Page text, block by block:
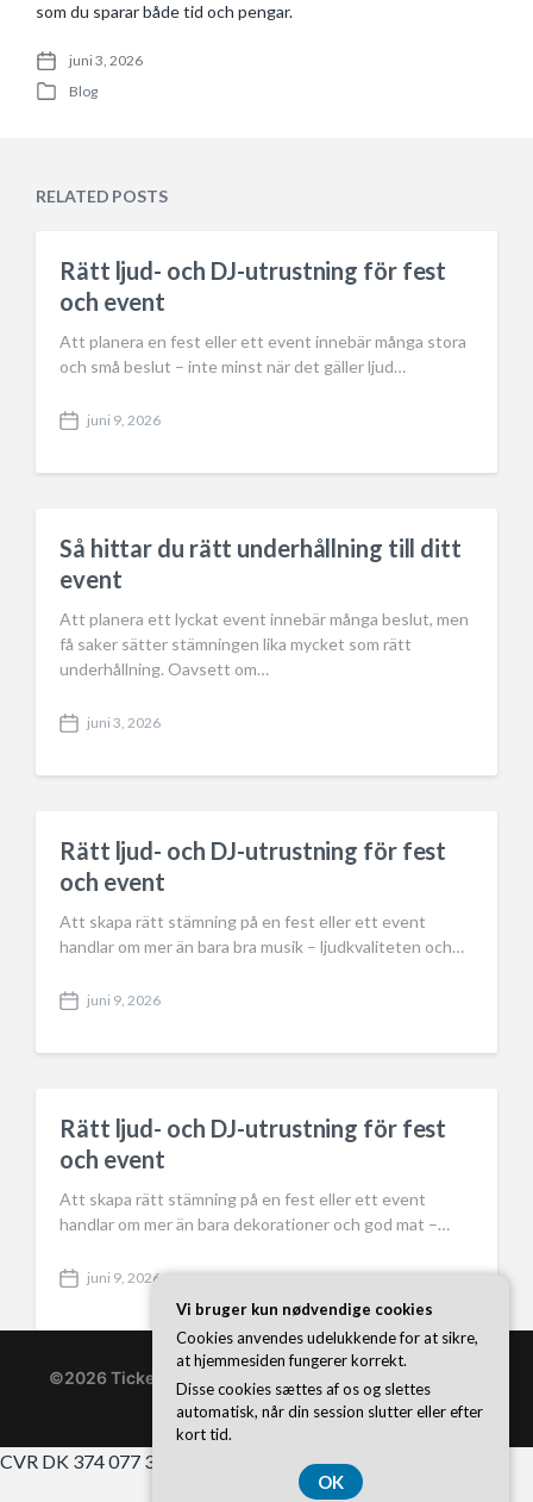
som du sparar både tid och pengar.
P
t
juni 3, 2026
P
d
Blog
RELATED POSTS
Rätt ljud- och DJ-utrustning för fest
och event
Att planera en fest eller ett event innebär många stora
och små beslut – inte minst när det gäller ljud…
P
s
a
t
e
juni 9, 2026
Så hittar du rätt underhållning till ditt
event
Att planera ett lyckat event innebär många beslut, men
få saker sätter stämningen lika mycket som rätt
underhållning. Oavsett om…
P
s
a
t
e
juni 3, 2026
Rätt ljud- och DJ-utrustning för fest
och event
Att skapa rätt stämning på en fest eller ett event
handlar om mer än bara bra musik – ljudkvaliteten och…
P
s
a
t
e
juni 9, 2026
Rätt ljud- och DJ-utrustning för fest
och event
Att skapa rätt stämning på en fest eller ett event
handlar om mer än bara dekorationer och god mat –…
P
s
d
juni 9, 2026
©2026 Ticketonline.se
WordPress Themes
CVR DK 374 077 39
Vi bruger kun nødvendige cookies
Cookies anvendes udelukkende for at sikre,
at hjemmesiden fungerer korrekt.
Disse cookies sættes af os og slettes
automatisk, når din session slutter eller efter
kort tid.
OK